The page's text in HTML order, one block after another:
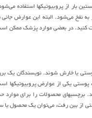
بار از پروبیوتیکها استفاده
به نفخ می‌شود. البته این عوارض
کنید. در بعضی موارد پزشک ممکن
یکی از عوارض پروبیوتیکها
برچسبهای محصولات را برای
از بین رفت، می‌توان یک محصول یا